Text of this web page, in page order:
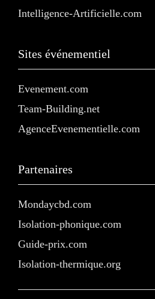
Intelligence-Artificielle.com
Sites événementiel
Evenement.com
Team-Building.net
AgenceEvenementielle.com
Partenaires
Mondaycbd.com
Isolation-phonique.com
Guide-prix.com
Isolation-thermique.org